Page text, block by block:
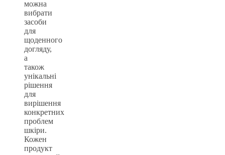
можна
вибрати
засоби
для
щоденного
догляду,
а
також
унікальні
рішення
для
вирішення
конкретних
проблем
шкіри.
Кожен
продукт